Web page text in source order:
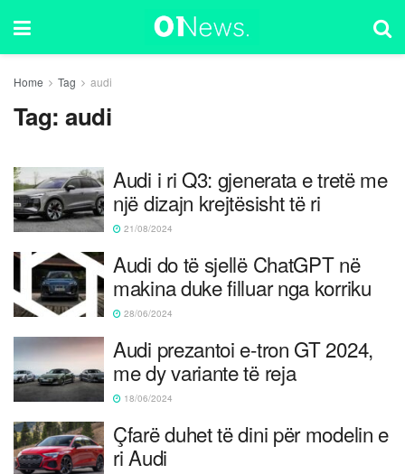
Home Tag audi
Tag:audi
Audi i ri Q3: gjenerata e tretë me
një dizajn krejtësisht të ri
21/08/2024
Audi do të sjellë ChatGPT në
makina duke filluar nga korriku
28/06/2024
Audi prezantoi e-tron GT 2024,
me dy variante të reja
18/06/2024
Çfarë duhet të dini për modelin e
ri Audi